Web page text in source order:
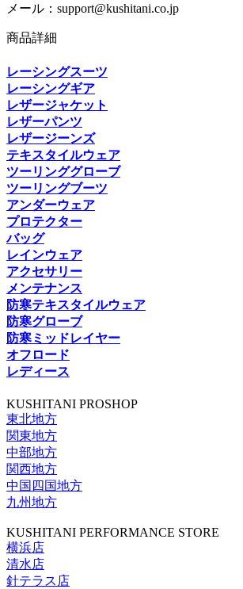
メール：support@kushitani.co.jp
商品詳細
レーシングスーツ
レーシングギア
レザージャケット
レザーパンツ
レザージーンズ
テキスタイルウェア
ツーリンググローブ
ツーリングブーツ
アンダーウェア
プロテクター
バッグ
レインウェア
アクセサリー
メンテナンス
防寒テキスタイルウェア
防寒グローブ
防寒ミッドレイヤー
オフロード
レディース
KUSHITANI PROSHOP
東北地方
関東地方
中部地方
関西地方
中国四国地方
九州地方
KUSHITANI PERFORMANCE STORE
横浜店
清水店
針テラス店